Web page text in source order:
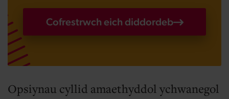
Cofrestrwch eich diddordeb
Opsiynau cyllid amaethyddol ychwanegol